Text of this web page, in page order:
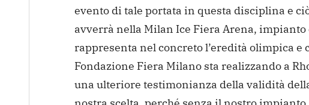
evento di tale portata in questa disciplina e
avverrà nella Milan Ice Fiera Arena, impianto
rappresenta nel concreto l’eredità olimpica e
Fondazione Fiera Milano sta realizzando a
una ulteriore testimonianza della validità